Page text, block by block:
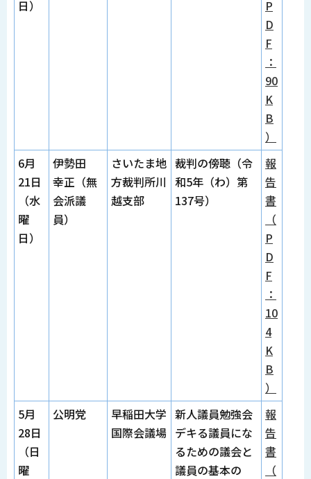
日）
P
D
F
：
90
K
B
）
6月
21日
（水
曜
日）
伊勢田
幸正（無
会派議
員）
さいたま地
方裁判所川
越支部
裁判の傍聴（令
和5年（わ）第
137号）
報
告
書
（
P
D
F
：
10
4
K
B
）
5月
28日
（日
曜
公明党
早稲田大学
国際会議場
新人議員勉強会
デキる議員にな
るための議会と
議員の基本の
報
告
書
（